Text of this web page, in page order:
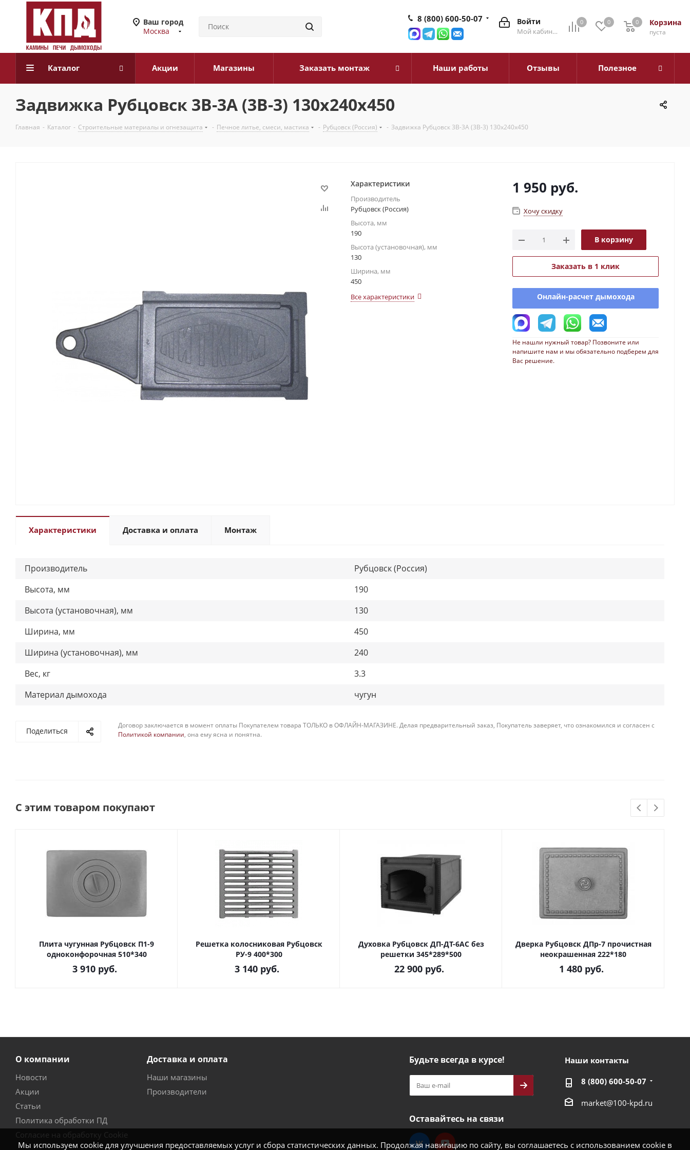
Мы используем cookie для улучшения предоставляемых услуг и сбора статистических данных. Продолжая навигацию по сайту, вы соглашаетесь с использованием cookie в
Ваш город
Москва
0 0 Корзина
0
пуста
0
Войти
Мой кабинет
8 (800) 600-50-07
Каталог Акции Магазины Заказать монтаж Наши работы Отзывы Полезное
Задвижка Рубцовск 3В-3А (3В-3) 130х240х450
Главная - Каталог - Строительные материалы и огнезащита - Печное литье, смеси, мастика - Рубцовск (Россия) - Задвижка Рубцовск 3В-3А (3В-3) 130х240х450
Характеристики
Производитель
Рубцовск (Россия)
Высота, мм
190
Высота (установочная), мм
130
Ширина, мм
450
Все характеристики
1 950 руб.
Хочу скидку
В корзину
Заказать в 1 клик
Онлайн-расчет дымохода
Не нашли нужный товар? Позвоните или
напишите нам и мы обязательно подберем для
Вас решение.
Характеристики Доставка и оплата Монтаж
Производитель
Рубцовск (Россия)
Высота, мм
190
Высота (установочная), мм
130
Ширина, мм
450
Ширина (установочная), мм
240
Вес, кг
3.3
Материал дымохода
чугун
Поделиться
Договор заключается в момент оплаты Покупателем товара ТОЛЬКО в ОФЛАЙН-МАГАЗИНЕ. Делая предварительный заказ, Покупатель заверяет, что ознакомился и согласен с
Политикой компании, она ему ясна и понятна.
С этим товаром покупают
Плита чугунная Рубцовск П1-9
одноконфорочная 510*340
3 910 руб.
Решетка колосниковая Рубцовск
РУ-9 400*300
3 140 руб.
Духовка Рубцовск ДП-ДТ-6АС без
решетки 345*289*500
22 900 руб.
Дверка Рубцовск ДПр-7 прочистная
неокрашенная 222*180
1 480 руб.
О компании
Новости
Акции
Статьи
Политика обработки ПД
Согласие на обработку Cookie
Доставка и оплата
Наши магазины
Производители
Будьте всегда в курсе!
Оставайтесь на связи
Наши контакты
8 (800) 600-50-07
market@100-kpd.ru